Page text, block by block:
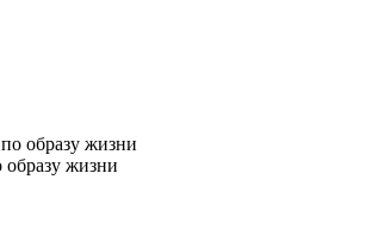
образу жизни